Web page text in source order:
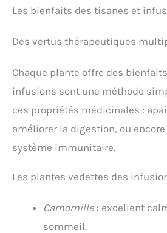
Les bienfaits des tisanes et
Des vertus thérapeutiques
Chaque plante offre des
infusions sont une méthode
ces propriétés médicinales :
améliorer la digestion, ou
système immunitaire.
Les plantes vedettes des
Camomille : excellent
sommeil.